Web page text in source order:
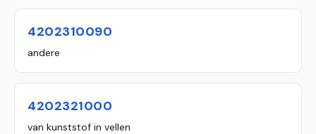
4202310090
andere
4202321000
van kunststof in vellen